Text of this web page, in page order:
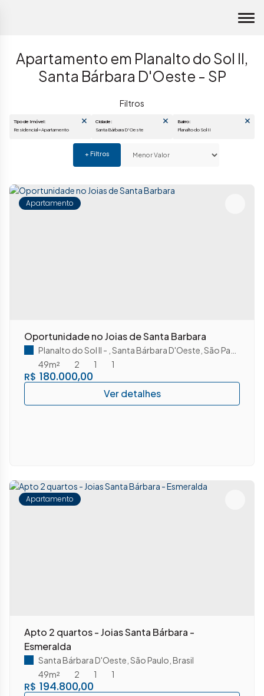
Apartamento em Planalto do Sol II,
Santa Bárbara D'Oeste - SP
Residencial » Apartamento Santa Bárbara D'Oeste
Apartamento
Oportunidade no Joias de Santa Barbara
R$ 180.000,00
Planalto do Sol II Santa Bárbara D'Oeste São Paulo
2
1
49m² 1
Apartamento
Apto 2 quartos - Joias Santa Bárbara -
Esmeralda
R$ 194.800,00
Santa Bárbara D'Oeste São Paulo Brasil
2
1
49m² 1